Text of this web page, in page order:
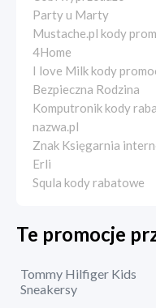
Party u Marty
Mustache.pl kody
4Home
I love Milk kody
Bezpieczna Rodzina
Komputronik kody
nazwa.pl
Znak Księgarnia
Erli
Squla kody rabatowe
Te promocje
Tommy Hilfiger Kids
Sneakersy